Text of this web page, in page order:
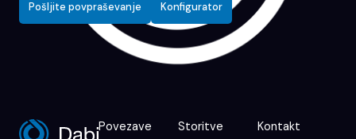
Pošljite povpraševanje Konfigurator
Povezave
Storitve
Kontakt